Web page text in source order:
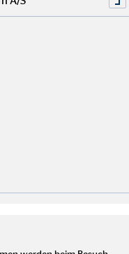
die aus dem
Ausbildung bereitet